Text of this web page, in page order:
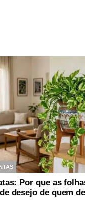
Por que as
desejo de quem